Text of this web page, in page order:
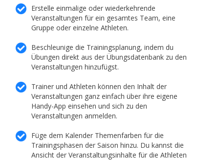
Erstelle einmalige oder wiederkehrende
Veranstaltungen für ein gesamtes Team, eine
Gruppe oder einzelne Athleten.
Beschleunige die Trainingsplanung, indem du
Übungen direkt aus der Übungsdatenbank zu den
Veranstaltungen hinzufügst.
Trainer und Athleten können den Inhalt der
Veranstaltungen ganz einfach über ihre eigene
Handy-App einsehen und sich zu den
Veranstaltungen anmelden.
Füge dem Kalender Themenfarben für die
Trainingsphasen der Saison hinzu. Du kannst die
Ansicht der Veranstaltungsinhalte für die Athleten